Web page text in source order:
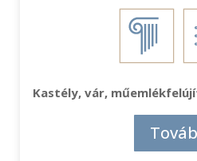
Kastély, vár,